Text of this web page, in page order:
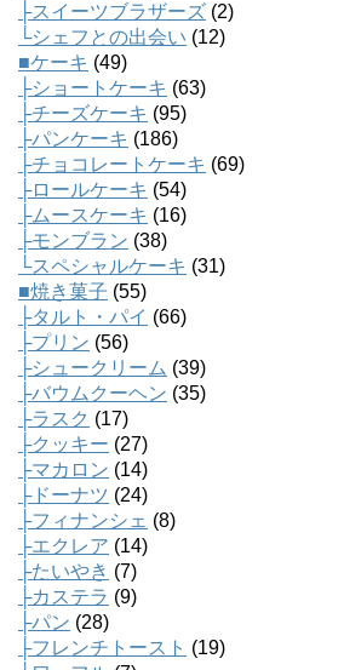
├スイーツブラザーズ (2)
└シェフとの出会い (12)
■ケーキ (49)
├ショートケーキ (63)
├チーズケーキ (95)
├パンケーキ (186)
├チョコレートケーキ (69)
├ロールケーキ (54)
├ムースケーキ (16)
├モンブラン (38)
└スペシャルケーキ (31)
■焼き菓子 (55)
├タルト・パイ (66)
├プリン (56)
├シュークリーム (39)
├バウムクーヘン (35)
├ラスク (17)
├クッキー (27)
├マカロン (14)
├ドーナツ (24)
├フィナンシェ (8)
├エクレア (14)
├たいやき (7)
├カステラ (9)
├パン (28)
├フレンチトースト (19)